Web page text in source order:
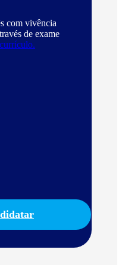
com vivência
de exame
currículo.